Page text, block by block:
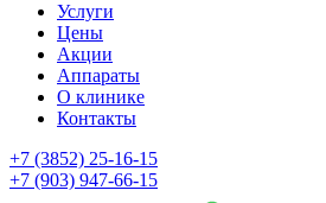
Услуги
Цены
Акции
Аппараты
О клинике
Контакты
+7 (3852) 25-16-15
+7 (903) 947-66-15